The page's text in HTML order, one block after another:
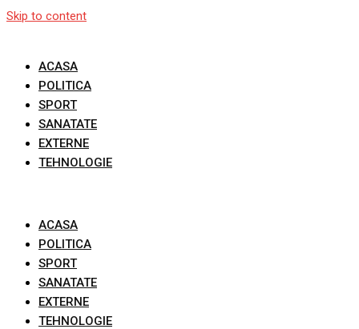
Skip to content
ACASA
POLITICA
SPORT
SANATATE
EXTERNE
TEHNOLOGIE
ACASA
POLITICA
SPORT
SANATATE
EXTERNE
TEHNOLOGIE